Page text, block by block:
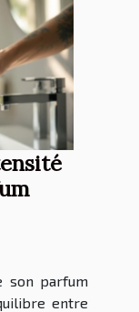
son parfum
entre